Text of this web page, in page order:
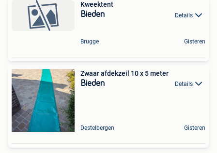
Kweektent
Bieden Details
Brugge Gisteren
Zwaar afdekzeil 10 x 5 meter
Bieden Details
Destelbergen Gisteren